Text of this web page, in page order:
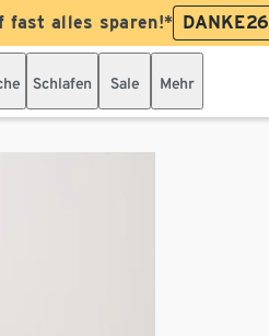
fast alles sparen!* DANKE26
Schlafen Sale Mehr